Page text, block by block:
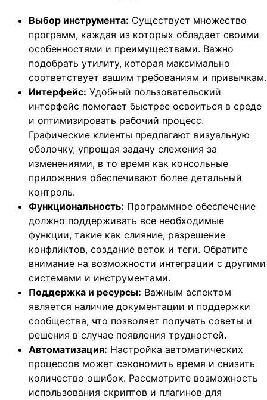
Выбор инструмента: Существует множество
программ, каждая из которых обладает своими
особенностями и преимуществами. Важно
подобрать утилиту, которая максимально
соответствует вашим требованиям и привычкам.
Интерфейс: Удобный пользовательский
интерфейс помогает быстрее освоиться в среде
и оптимизировать рабочий процесс.
Графические клиенты предлагают визуальную
оболочку, упрощая задачу слежения за
изменениями, в то время как консольные
приложения обеспечивают более детальный
контроль.
Функциональность: Программное обеспечение
должно поддерживать все необходимые
функции, такие как слияние, разрешение
конфликтов, создание веток и теги. Обратите
внимание на возможности интеграции с другими
системами и инструментами.
Поддержка и ресурсы: Важным аспектом
является наличие документации и поддержки
сообщества, что позволяет получать советы и
решения в случае появления трудностей.
Автоматизация: Настройка автоматических
процессов может сэкономить время и снизить
количество ошибок. Рассмотрите возможность
использования скриптов и плагинов для